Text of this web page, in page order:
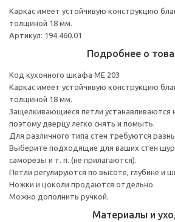
Каркас имеет устойчивую конструкцию
толщиной 18 мм.
Артикул: 194.460.01
Подробнее о
Код кухонного шкафа ME 203
Каркас имеет устойчивую конструкцию
толщиной 18 мм.
Защелкивающиеся петли устанавливаются
поэтому дверцу легко снять и помыть.
Для различного типа стен требуются
Выберите подходящие для ваших стен
саморезы и т. п. (не прилагаются).
Петли регулируются по высоте, глубине и
Ножки и цоколи продаются отдельно.
Можно дополнить ручкой.
Материалы и